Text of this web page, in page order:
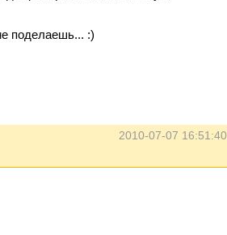
поделаешь... :)
2010-07-07 16:51:40